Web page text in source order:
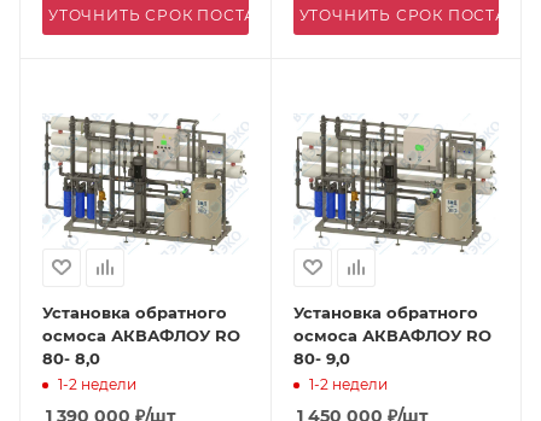
УТОЧНИТЬ СРОК ПОСТАВКИ УТОЧНИТЬ СРОК
Установка обратного
осмоса АКВАФЛОУ RO
80- 8,0
1-2 недели
1 390 000 ₽/шт
Установка обратного
осмоса АКВАФЛОУ RO
80- 9,0
1-2 недели
1 450 000 ₽/шт